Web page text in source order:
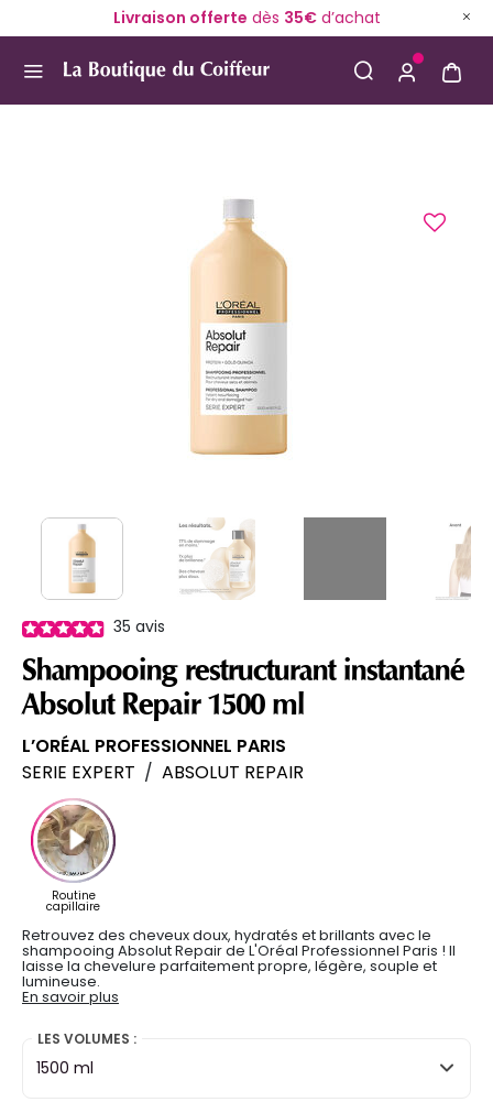
Livraison offerte dès 35€d’achat
35 avis
Shampooing restructurant instantané
Absolut Repair 1500 ml
L’ORÉAL PROFESSIONNEL PARIS
SERIE EXPERT / ABSOLUT REPAIR
Retrouvez des cheveux doux, hydratés et brillants avec le
shampooing Absolut Repair de L'Oréal Professionnel Paris ! Il
laisse la chevelure parfaitement propre, légère, souple et
lumineuse.
En savoir plus
LES VOLUMES :
1500 ml